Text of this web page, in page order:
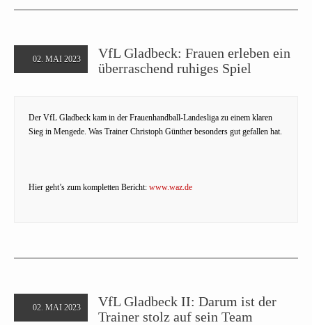
02. MAI 2023
VfL Gladbeck: Frauen erleben ein
überraschend ruhiges Spiel
Der VfL Gladbeck kam in der Frauenhandball-Landesliga zu einem klaren
Sieg in Mengede. Was Trainer Christoph Günther besonders gut gefallen hat.
Hier geht’s zum kompletten Bericht: www.waz.de
02. MAI 2023
VfL Gladbeck II: Darum ist der
Trainer stolz auf sein Team